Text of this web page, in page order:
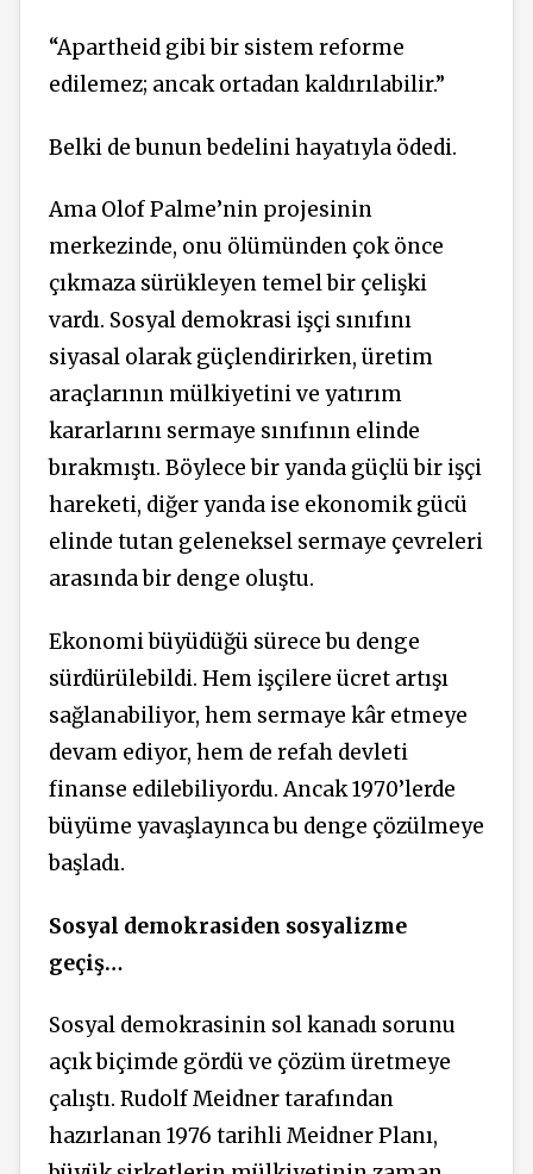
“Apartheid gibi bir sistem reforme
edilemez; ancak ortadan kaldırılabilir.”
Belki de bunun bedelini hayatıyla ödedi.
Ama Olof Palme’nin projesinin
merkezinde, onu ölümünden çok önce
çıkmaza sürükleyen temel bir çelişki
vardı. Sosyal demokrasi işçi sınıfını
siyasal olarak güçlendirirken, üretim
araçlarının mülkiyetini ve yatırım
kararlarını sermaye sınıfının elinde
bırakmıştı. Böylece bir yanda güçlü bir işçi
hareketi, diğer yanda ise ekonomik gücü
elinde tutan geleneksel sermaye çevreleri
arasında bir denge oluştu.
Ekonomi büyüdüğü sürece bu denge
sürdürülebildi. Hem işçilere ücret artışı
sağlanabiliyor, hem sermaye kâr etmeye
devam ediyor, hem de refah devleti
finanse edilebiliyordu. Ancak 1970’lerde
büyüme yavaşlayınca bu denge çözülmeye
başladı.
Sosyal demokrasiden sosyalizme
geçiş…
Sosyal demokrasinin sol kanadı sorunu
açık biçimde gördü ve çözüm üretmeye
çalıştı. Rudolf Meidner tarafından
hazırlanan 1976 tarihli Meidner Planı,